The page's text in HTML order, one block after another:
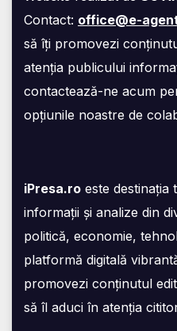
Contact: office@e-
să îți promovezi
atenția publicului
contactează-ne acum
opțiunile noastre de
iPresa.ro este destinația
informații și analize din
politică, economie,
platformă digitală
promovezi conținutul
să îl aduci în atenția